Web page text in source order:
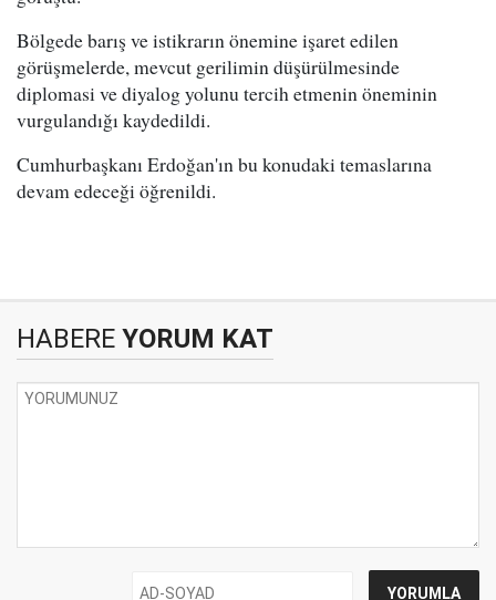
Bölgede barış ve istikrarın önemine işaret edilen
görüşmelerde, mevcut gerilimin düşürülmesinde
diplomasi ve diyalog yolunu tercih etmenin öneminin
vurgulandığı kaydedildi.
Cumhurbaşkanı Erdoğan'ın bu konudaki temaslarına
devam edeceği öğrenildi.
HABERE YORUM KAT